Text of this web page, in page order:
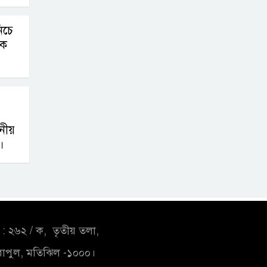
২৬২ / ক, তৃতীয় তলা,
মতিঝিল -১০০০।